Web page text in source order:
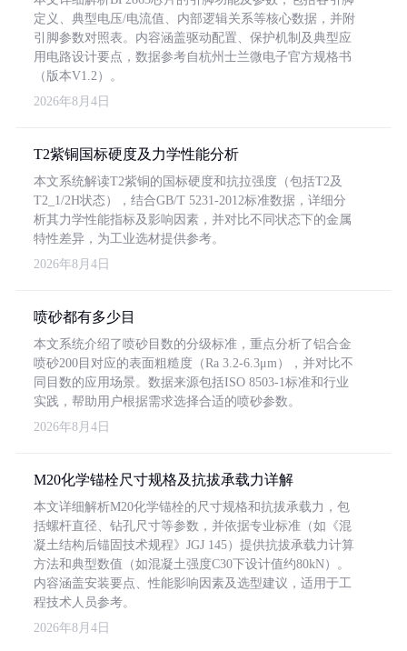
定义、典型电压/电流值、内部逻辑关系等核心数据，并附
引脚参数对照表。内容涵盖驱动配置、保护机制及典型应
用电路设计要点，数据参考自杭州士兰微电子官方规格书
（版本V1.2）。
2026年8月4日
T2紫铜国标硬度及力学性能分析
本文系统解读T2紫铜的国标硬度和抗拉强度（包括T2及
T2_1/2H状态），结合GB/T 5231-2012标准数据，详细分
析其力学性能指标及影响因素，并对比不同状态下的金属
特性差异，为工业选材提供参考。
2026年8月4日
喷砂都有多少目
本文系统介绍了喷砂目数的分级标准，重点分析了铝合金
喷砂200目对应的表面粗糙度（Ra 3.2-6.3μm），并对比不
同目数的应用场景。数据来源包括ISO 8503-1标准和行业
实践，帮助用户根据需求选择合适的喷砂参数。
2026年8月4日
M20化学锚栓尺寸规格及抗拔承载力详解
本文详细解析M20化学锚栓的尺寸规格和抗拔承载力，包
括螺杆直径、钻孔尺寸等参数，并依据专业标准（如《混
凝土结构后锚固技术规程》JGJ 145）提供抗拔承载力计算
方法和典型数值（如混凝土强度C30下设计值约80kN）。
内容涵盖安装要点、性能影响因素及选型建议，适用于工
程技术人员参考。
2026年8月4日